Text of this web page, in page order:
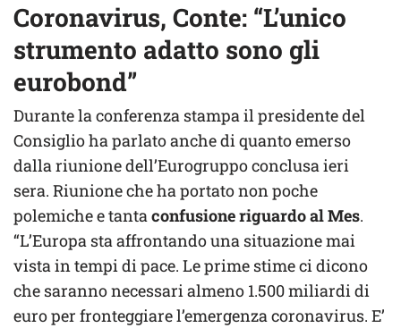
Coronavirus, Conte: “L’unico
strumento adatto sono gli
eurobond”
Durante la conferenza stampa il presidente del
Consiglio ha parlato anche di quanto emerso
dalla riunione dell’Eurogruppo conclusa ieri
sera. Riunione che ha portato non poche
polemiche e tantaconfusione riguardo al Mes.
“L’Europa sta affrontando una situazione mai
vista in tempi di pace. Le prime stime ci dicono
che saranno necessari almeno 1.500 miliardi di
euro per fronteggiare l’emergenza coronavirus. E’